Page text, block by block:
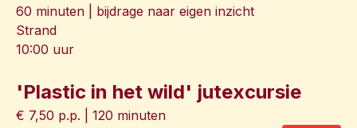
60 minuten | bijdrage naar eigen inzicht
Strand
10:00 uur
'Plastic in het wild' jutexcursie
€ 7,50 p.p. | 120 minuten